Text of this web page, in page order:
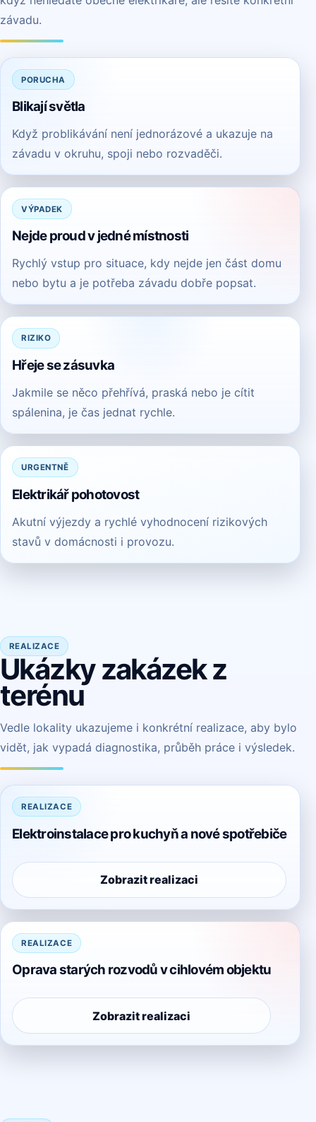
závadu.
PORUCHA
Blikají světla
Když problikávání není jednorázové a ukazuje na
závadu v okruhu, spoji nebo rozvaděči.
VÝPADEK
Nejde proud v jedné místnosti
Rychlý vstup pro situace, kdy nejde jen část domu
nebo bytu a je potřeba závadu dobře popsat.
RIZIKO
Hřeje se zásuvka
Jakmile se něco přehřívá, praská nebo je cítit
spálenina, je čas jednat rychle.
URGENTNĚ
Elektrikář pohotovost
Akutní výjezdy a rychlé vyhodnocení rizikových
stavů v domácnosti i provozu.
REALIZACE
Ukázky zakázek z
terénu
Vedle lokality ukazujeme i konkrétní realizace, aby bylo
vidět, jak vypadá diagnostika, průběh práce i výsledek.
REALIZACE
Elektroinstalace pro kuchyň a nové spotřebiče
Zobrazit realizaci
REALIZACE
Oprava starých rozvodů v cihlovém objektu
Zobrazit realizaci